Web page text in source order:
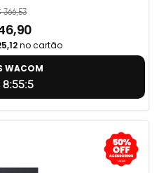
366,53
no cartão
WACOM
8:55:4